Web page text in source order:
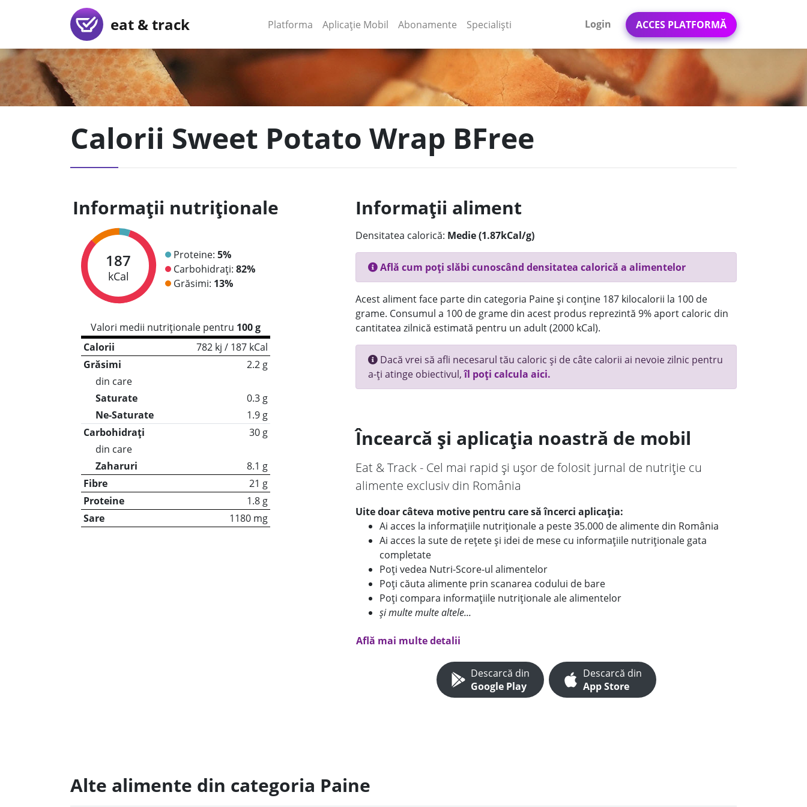
eat & track Platforma (current)
Aplicație Mobil (current)
Abonamente Specialiști Login ACCES PLATFORMĂ
Calorii Sweet Potato Wrap BFree
Informații nutriționale
187
kCal
Proteine: 5%
Carbohidrați: 82%
Grăsimi: 13%
Valori medii nutriționale pentru 100 g
Calorii
782 kj / 187 kCal
Grăsimi
2.2 g
din care
Saturate
0.3 g
Ne-Saturate
1.9 g
Carbohidrați
30 g
din care
Zaharuri
8.1 g
Fibre
21 g
Proteine
1.8 g
Sare
1180 mg
Informații aliment
Densitatea calorică: Medie (1.87kCal/g)
Află cum poți slăbi cunoscând densitatea calorică a alimentelor
Acest aliment face parte din categoria Paine și conține 187 kilocalorii la 100 de
grame. Consumul a 100 de grame din acest produs reprezintă 9% aport caloric din
cantitatea zilnică estimată pentru un adult (2000 kCal).
Dacă vrei să afli necesarul tău caloric și de câte calorii ai nevoie zilnic pentru
a-ți atinge obiectivul,îl poți calcula aici.
Încearcă și aplicația noastră de mobil
Eat & Track - Cel mai rapid și ușor de folosit jurnal de nutriție cu
alimente exclusiv din România
Uite doar câteva motive pentru care să încerci aplicația:
Ai acces la informațiile nutriționale a peste 35.000 de alimente din România
Ai acces la sute de rețete și idei de mese cu informațiile nutriționale gata
completate
Poți vedea Nutri-Score-ul alimentelor
Poți căuta alimente prin scanarea codului de bare
Poți compara informațiile nutriționale ale alimentelor
și multe multe altele...
Află mai multe detalii
Descarcă din
Google Play
Descarcă din
App Store
Alte alimente din categoria Paine